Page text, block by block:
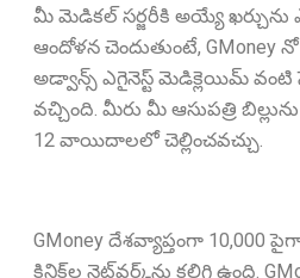
మీ మెడికల్ సర్జరీకి అయ్యే
ఆందోళన చెందుతుంటే, GMoney
అడ్వాన్స్ ఎగైనెస్ట్ మెడిక్లెయిమ్ వంటి
వచ్చింది. మీరు మీ ఆసుపత్రి
12 వాయిదాలలో చెల్లించవచ్చు.
GMoney దేశవ్యాప్తంగా 10,000
క్లినిక్‌ల నెట్‌వర్క్‌ను కలిగి ఉంది.